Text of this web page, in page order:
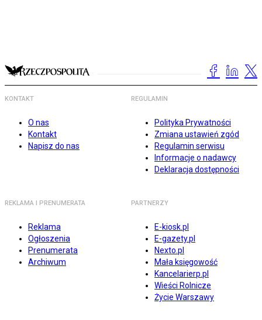
KONTAKT
O nas
Kontakt
Napisz do nas
REGULAMIN
Polityka Prywatności
Zmiana ustawień zgód
Regulamin serwisu
Informacje o nadawcy
Deklaracja dostępności
REKLAMA I PRENUMERATA
Reklama
Ogłoszenia
Prenumerata
Archiwum
PARTNERZY
E-kiosk.pl
E-gazety.pl
Nexto.pl
Mała księgowość
Kancelarierp.pl
Wieści Rolnicze
Życie Warszawy